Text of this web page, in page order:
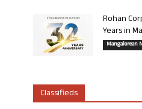
Rohan
Years in
Mangalorean
Classifieds